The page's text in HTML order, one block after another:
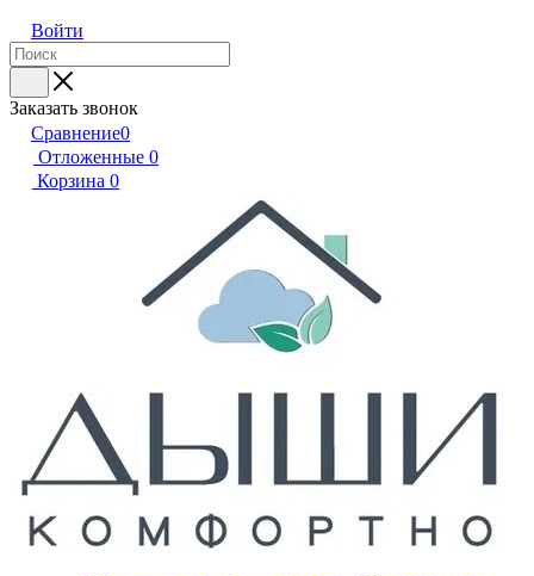
Войти
Заказать звонок
Сравнение0
Отложенные 0
Корзина 0